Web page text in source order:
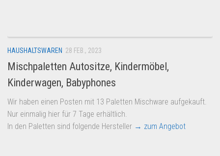
Amazon
Aldi
Lidl
Kostenlos verkaufen
Anmelden
HAUSHALTSWAREN 28 FEB., 2023
Mischpaletten Autositze, Kindermöbel,
Kinderwagen, Babyphones
Wir haben einen Posten mit 13 Paletten Mischware aufgekauft.
Nur einmalig hier für 7 Tage erhältlich.
In den Paletten sind folgende Hersteller → zum Angebot